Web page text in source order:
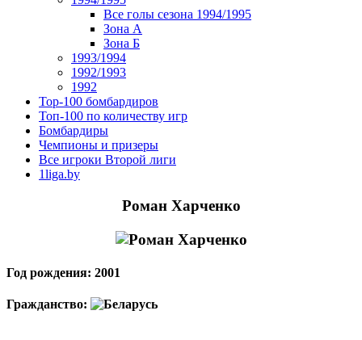
Все голы сезона 1994/1995
Зона А
Зона Б
1993/1994
1992/1993
1992
Top-100 бомбардиров
Топ-100 по количеству игр
Бомбардиры
Чемпионы и призеры
Все игроки Второй лиги
1liga.by
Роман Харченко
Год рождения: 2001
Гражданство: